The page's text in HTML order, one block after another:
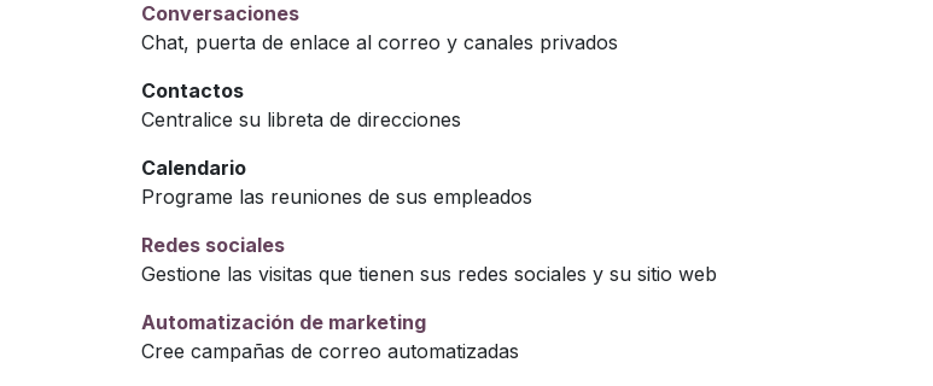
Conversaciones
Chat, puerta de enlace al correo y canales privados
Contactos
Centralice su libreta de direcciones
Calendario
Programe las reuniones de sus empleados
Redes sociales
Gestione las visitas que tienen sus redes sociales y su sitio web
Automatización de marketing
Cree campañas de correo automatizadas